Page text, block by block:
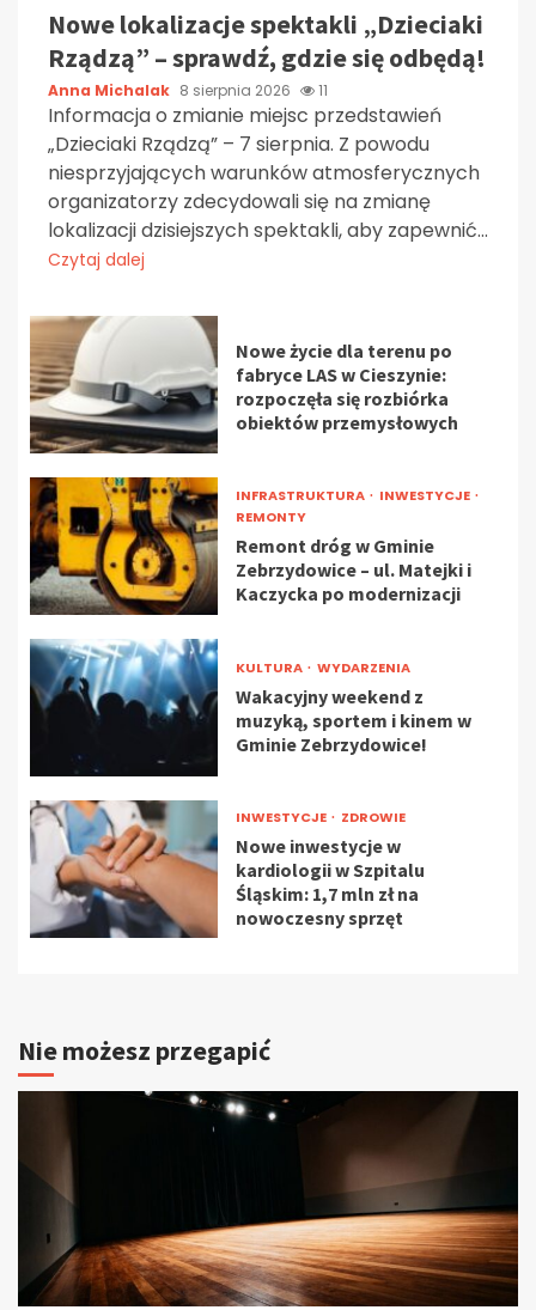
Nowe lokalizacje spektakli „Dzieciaki
Rządzą” – sprawdź, gdzie się odbędą!
Anna Michalak 8 sierpnia 2026 11
Informacja o zmianie miejsc przedstawień
„Dzieciaki Rządzą” – 7 sierpnia. Z powodu
niesprzyjających warunków atmosferycznych
organizatorzy zdecydowali się na zmianę
lokalizacji dzisiejszych spektakli, aby zapewnić...
Czytaj dalej
Nowe życie dla terenu po
fabryce LAS w Cieszynie:
rozpoczęła się rozbiórka
obiektów przemysłowych
INFRASTRUKTURA
INWESTYCJE
REMONTY
Remont dróg w Gminie
Zebrzydowice – ul. Matejki i
Kaczycka po modernizacji
KULTURA WYDARZENIA
Wakacyjny weekend z
muzyką, sportem i kinem w
Gminie Zebrzydowice!
INWESTYCJE ZDROWIE
Nowe inwestycje w
kardiologii w Szpitalu
Śląskim: 1,7 mln zł na
nowoczesny sprzęt
Nie możesz przegapić